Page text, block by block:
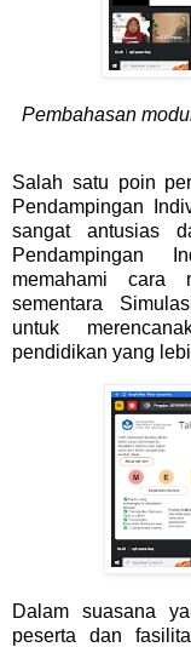
Pembahasan
Salah satu poin
Pendampingan
sangat antusias
Pendampingan
memahami cara
sementara
untuk
pendidikan yang
Dalam suasana
peserta dan